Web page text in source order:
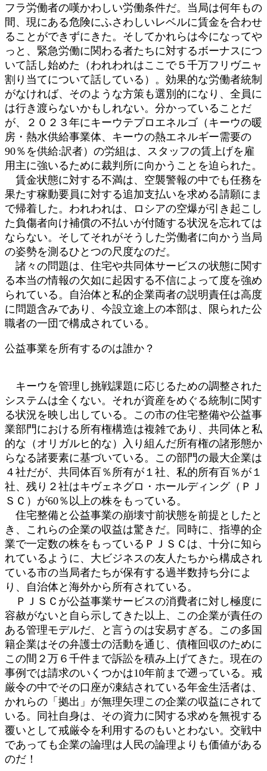
フラ労働者の嘆かわしい労働条件だ。当局は何年もの
間、現にある危険にふさわしいレベルに賃金を合わせ
ることができずにきた。そしてかれらは今になってや
っと、緊急労働に関わる者たちに対するボーナスにつ
いて話し始めた（われわれはここで５千万フリヴニャ
割り当てについて話している）。効果的な労働者統制
がなければ、そのような方策も選別的になり、全員に
は行き渡らないかもしれない。分かっていることだ
が、２０２３年にキーウテプロエネルゴ（キーウの暖
房・熱水供給事業体、キーウの熱エネルギー需要の
90％を供給:訳者）の労組は、スタッフの賃上げを雇
用主に強いるために裁判所に向かうことを迫られた。
賃金状態に対する不満は、空襲警報の中でも任務を
果たす稼動要員に対する追加支払いを求める請願にま
で帰着した。われわれは、ロシアの空爆が引き起こし
た負傷者向け補償の不払いが付随する状況を忘れては
ならない。そしてそれがそうした労働者に向かう当局
の姿勢を測るひとつの尺度なのだ。
諸々の問題は、住宅や共同体サービスの状態に関す
る本当の情報の欠如に起因する不信によって度を強め
られている。自治体と私的企業両者の説明責任は高度
に問題含みであり、今設立途上の本部は、限られた公
職者の一団で構成されている。
公益事業を所有するのは誰か？
キーウを管理し挑戦課題に応じるための調整された
システムは全くない。それが資産をめぐる統制に関す
る状況を映し出している。この市の住宅整備や公益事
業部門における所有権構造は複雑であり、共同体と私
的な（オリガルヒ的な）入り組んだ所有権の諸形態か
らなる諸要素に基づいている。この部門の最大企業は
４社だが、共同体百％所有が１社、私的所有百％が１
社、残り２社はキヴェネグロ・ホールディング（ＰＪ
ＳＣ）が60％以上の株をもっている。
住宅整備と公益事業の崩壊寸前状態を前提としたと
き、これらの企業の収益は驚きだ。同時に、指導的企
業で一定数の株をもっているＰＪＳＣは、十分に知ら
れているように、大ビジネスの友人たちから構成され
ている市の当局者たちが保有する過半数持ち分によ
り、自治体と海外から所有されている。
ＰＪＳＣが公益事業サービスの消費者に対し極度に
容赦がないと自ら示してきた以上、この企業が責任の
ある管理モデルだ、と言うのは安易すぎる。この多国
籍企業はその弁護士の活動を通じ、債権回収のために
この間２万６千件まで訴訟を積み上げてきた。現在の
事例では請求のいくつかは10年前まで遡っている。戒
厳令の中でその口座が凍結されている年金生活者は、
かれらの「拠出」が無理矢理この企業の収益にされて
いる。同社自身は、その資力に関する求めを無視する
覆いとして戒厳令を利用するのもいとわない。交戦中
であっても企業の論理は人民の論理よりも価値がある
のだ！